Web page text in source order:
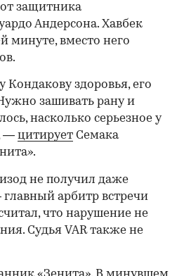
защитника
Андерсона. Хавбек
минуте, вместо него
здоровья, его
зашивать рану и
насколько серьезное у
— цитирует Семака
не получил даже
арбитр встречи
что нарушение не
Судья VAR также не